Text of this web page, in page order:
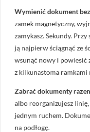
Wymienić dokument
zamek magnetyczny,
zamykasz. Sekundy.
ją najpierw ściągnąć ze
wsunąć nowy i
z kilkunastoma ramkami
Zabrać dokumenty
albo reorganizujesz
jednym ruchem.
na podłogę.